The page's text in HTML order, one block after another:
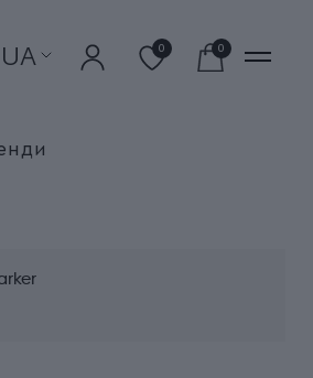
UA 0 0